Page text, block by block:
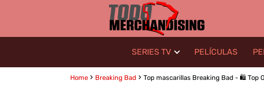
SERIES TV PELÍCULAS
Home Breaking Bad Top mascarillas Breaking Bad - 🛍️ Top